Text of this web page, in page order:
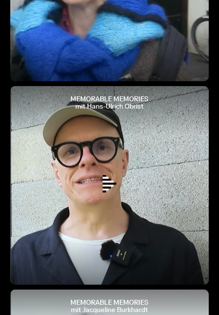
MEMORABLE MEMORIES
mit Hans-Ulrich Obrist
MEMORABLE MEMORIES
mit Jacqueline Burkhardt